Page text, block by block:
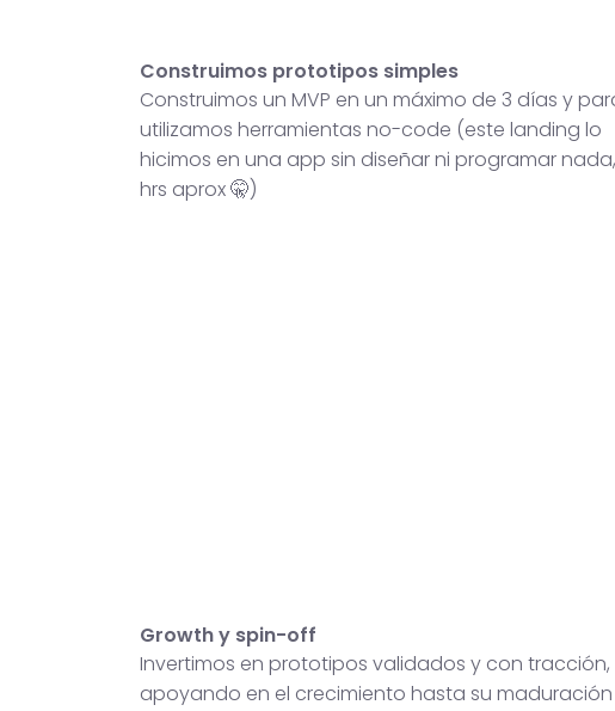
Construimos prototipos simples
Construimos un MVP en un máximo de 3 días y
utilizamos herramientas no-code (este landing lo
hicimos en una app sin diseñar ni programar
hrs aprox 🤫)
Growth y spin-off
Invertimos en prototipos validados y con tracción,
apoyando en el crecimiento hasta su maduración